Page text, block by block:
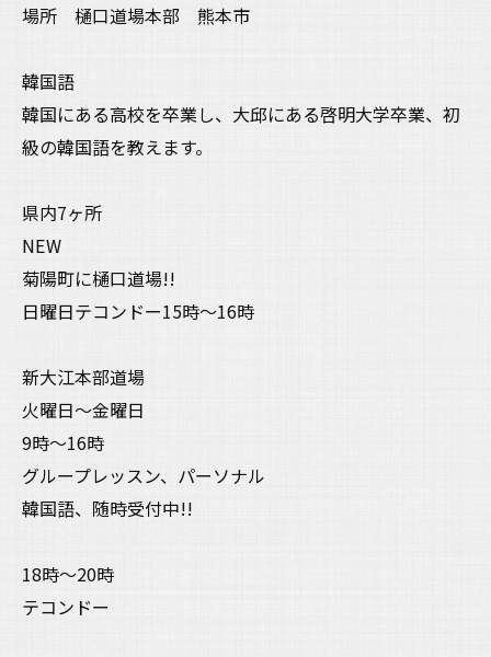
場所 樋口道場本部 熊本市
韓国語
韓国にある高校を卒業し、大邱にある啓明大学卒業、初
級の韓国語を教えます。
県内7ヶ所
NEW
菊陽町に樋口道場!!
日曜日テコンドー15時〜16時
新大江本部道場
火曜日〜金曜日
9時〜16時
グループレッスン、パーソナル
韓国語、随時受付中!!
18時〜20時
テコンドー